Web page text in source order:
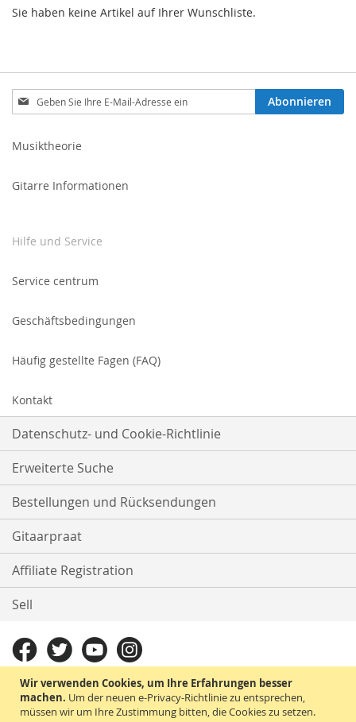
Wir verwenden Cookies, um Ihre Erfahrungen besser
machen. Um der neuen e-Privacy-Richtlinie zu entsprechen,
müssen wir um Ihre Zustimmung bitten, die Cookies zu setzen.
Sie haben keine Artikel auf Ihrer Wunschliste.
Melden
Sie
für
an:
Abonnieren
Musiktheorie
Gitarre Informationen
Hilfe und Service
Service centrum
Geschäftsbedingungen
Häufig gestellte Fagen (FAQ)
Kontakt
Datenschutz- und Cookie-Richtlinie
Erweiterte Suche
Bestellungen und Rücksendungen
Gitaarpraat
Affiliate Registration
Sell